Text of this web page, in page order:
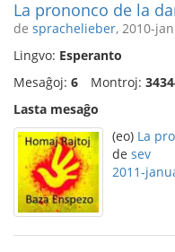
La prononco de la
de sprachelieber, 2010-
Lingvo: Esperanto
Mesaĝoj: 6 Montroj:
Lasta mesaĝo
(eo) La
de sev
2011-